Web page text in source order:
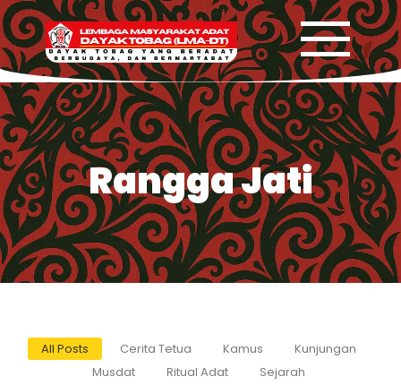
Rangga Jati
All Posts Cerita Tetua Kamus
Kunjungan
Musdat
Ritual Adat
Sejarah